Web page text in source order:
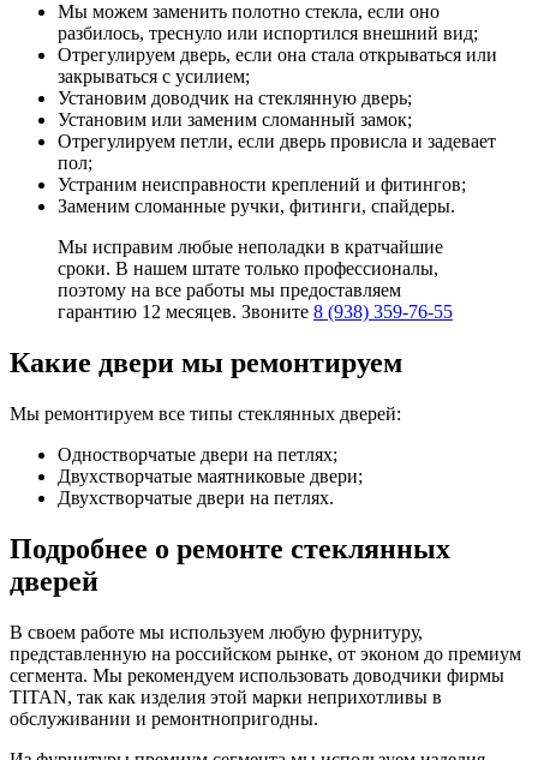
Мы можем заменить полотно стекла, если оно
разбилось, треснуло или испортился внешний вид;
Отрегулируем дверь, если она стала открываться или
закрываться с усилием;
Установим доводчик на стеклянную дверь;
Установим или заменим сломанный замок;
Отрегулируем петли, если дверь провисла и задевает
пол;
Устраним неисправности креплений и фитингов;
Заменим сломанные ручки, фитинги, спайдеры.
Мы исправим любые неполадки в кратчайшие
сроки. В нашем штате только профессионалы,
поэтому на все работы мы предоставляем
гарантию 12 месяцев. Звоните 8 (938) 359-76-55
Какие двери мы ремонтируем
Мы ремонтируем все типы стеклянных дверей:
Одностворчатые двери на петлях;
Двухстворчатые маятниковые двери;
Двухстворчатые двери на петлях.
Подробнее о ремонте стеклянных
дверей
В своем работе мы используем любую фурнитуру,
представленную на российском рынке, от эконом до премиум
сегмента. Мы рекомендуем использовать доводчики фирмы
TITAN, так как изделия этой марки неприхотливы в
обслуживании и ремонтнопригодны.